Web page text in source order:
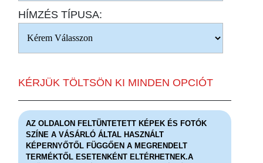
HÍMZÉS TÍPUSA:
KÉRJÜK TÖLTSÖN KI MINDEN OPCIÓT
AZ OLDALON FELTÜNTETETT KÉPEK ÉS FOTÓK
SZÍNE A VÁSÁRLÓ ÁLTAL HASZNÁLT
KÉPERNYŐTŐL FÜGGŐEN A MEGRENDELT
TERMÉKTŐL ESETENKÉNT ELTÉRHETNEK.A